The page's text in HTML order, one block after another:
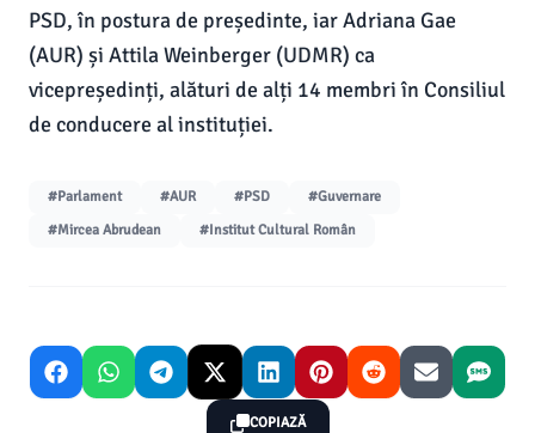
PSD, în postura de președinte, iar Adriana Gae
(AUR) și Attila Weinberger (UDMR) ca
vicepreședinți, alături de alți 14 membri în Consiliul
de conducere al instituției.
#Parlament #AUR #PSD
#Guvernare
#Mircea Abrudean
#Institut Cultural Român
COPIAZĂ